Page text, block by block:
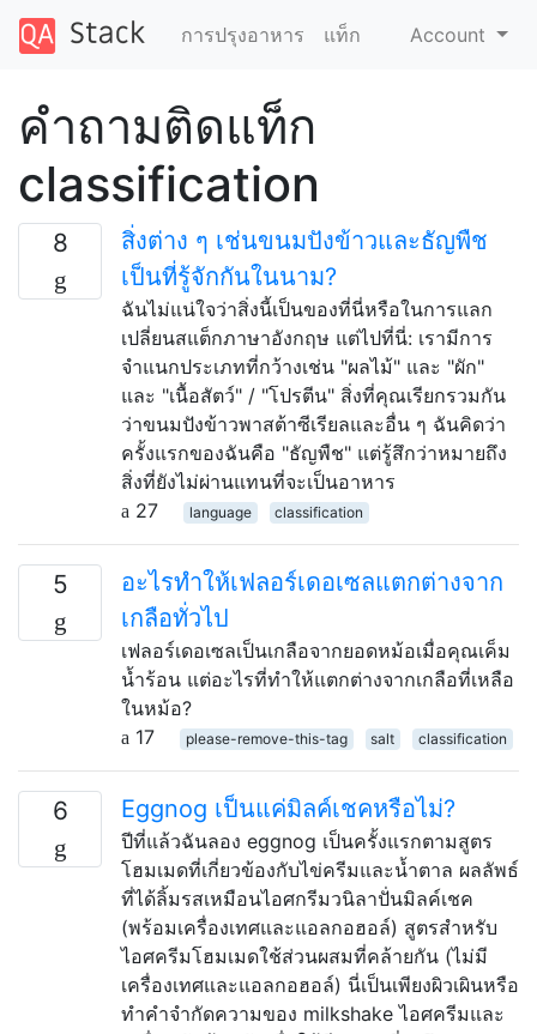
การปรุงอาหาร แท็ก Account
คำถามติดแท็ก
classification
8
สิ่งต่าง ๆ เช่นขนมปังข้าวและธัญพืช
เป็นที่รู้จักกันในนาม?
ฉันไม่แน่ใจว่าสิ่งนี้เป็นของที่นี่หรือในการแลก
เปลี่ยนสแต็กภาษาอังกฤษ แต่ไปที่นี่: เรามีการ
จำแนกประเภทที่กว้างเช่น "ผลไม้" และ "ผัก"
และ "เนื้อสัตว์" / "โปรตีน" สิ่งที่คุณเรียกรวมกัน
ว่าขนมปังข้าวพาสต้าซีเรียลและอื่น ๆ ฉันคิดว่า
ครั้งแรกของฉันคือ "ธัญพืช" แต่รู้สึกว่าหมายถึง
สิ่งที่ยังไม่ผ่านแทนที่จะเป็นอาหาร
27
language classification
5
อะไรทำให้เฟลอร์เดอเซลแตกต่างจาก
เกลือทั่วไป
เฟลอร์เดอเซลเป็นเกลือจากยอดหม้อเมื่อคุณเค็ม
น้ำร้อน แต่อะไรที่ทำให้แตกต่างจากเกลือที่เหลือ
ในหม้อ?
17
please-remove-this-tag salt classification
6 Eggnog เป็นแค่มิลค์เชคหรือไม่?
ปีที่แล้วฉันลอง eggnog เป็นครั้งแรกตามสูตร
โฮมเมดที่เกี่ยวข้องกับไข่ครีมและน้ำตาล ผลลัพธ์
ที่ได้ลิ้มรสเหมือนไอศกรีมวนิลาปั่นมิลค์เชค
(พร้อมเครื่องเทศและแอลกอฮอล์) สูตรสำหรับ
ไอศครีมโฮมเมดใช้ส่วนผสมที่คล้ายกัน (ไม่มี
เครื่องเทศและแอลกอฮอล์) นี่เป็นเพียงผิวเผินหรือ
ทำคำจำกัดความของ milkshake ไอศครีมและ